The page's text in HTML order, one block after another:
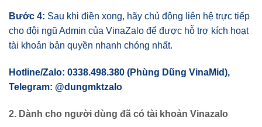
Bước 4: Sau khi điền xong, hãy chủ động liên hệ trực tiếp
cho đội ngũ Admin của VinaZalo để được hỗ trợ kích hoạt
tài khoản bản quyền nhanh chóng nhất.
Hotline/Zalo: 0338.498.380 (Phùng Dũng VinaMid),
Telegram: @dungmktzalo
2. Dành cho người dùng đã có tài khoản Vinazalo